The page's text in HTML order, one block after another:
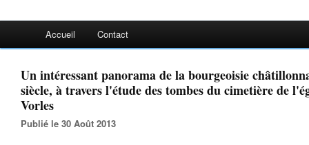
Accueil Contact
Un intéressant panorama de la bourgeoisie
siècle, à travers l'étude des tombes du cimetière de
Vorles
Publié le 30 Août 2013